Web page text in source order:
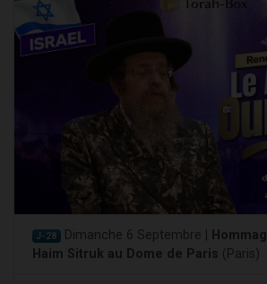
J-28 Dimanche 6 Septembre |
Haim Sitruk au Dome de Paris (Paris)